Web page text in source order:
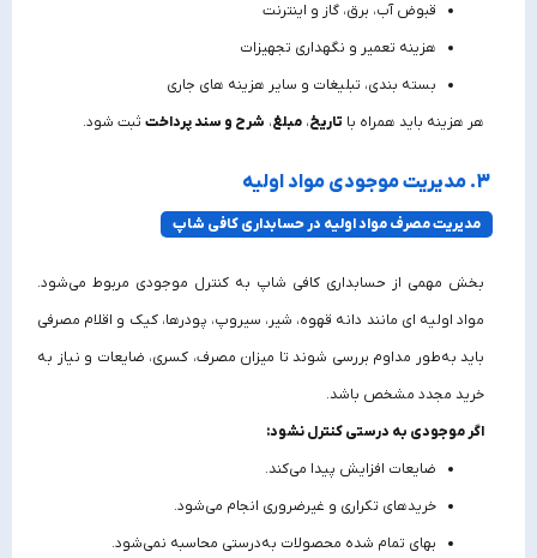
قبوض آب، برق، گاز و اینترنت
هزینه تعمیر و نگهداری تجهیزات
بسته‌ بندی، تبلیغات و سایر هزینه‌ های جاری
هر هزینه باید همراه با تاریخ، مبلغ، شرح و سند پرداخت ثبت شود.
3. مدیریت موجودی مواد اولیه
مدیریت مصرف مواد اولیه در حسابداری کافی شاپ
بخش مهمی از حسابداری کافی شاپ به کنترل موجودی مربوط می‌شود.
مواد اولیه‌ ای مانند دانه قهوه، شیر، سیروپ، پودرها، کیک و اقلام مصرفی
باید به‌طور مداوم بررسی شوند تا میزان مصرف، کسری، ضایعات و نیاز به
خرید مجدد مشخص باشد.
اگر موجودی به‌ درستی کنترل نشود:
ضایعات افزایش پیدا می‌کند.
خریدهای تکراری و غیرضروری انجام می‌شود.
بهای تمام‌ شده محصولات به‌درستی محاسبه نمی‌شود.